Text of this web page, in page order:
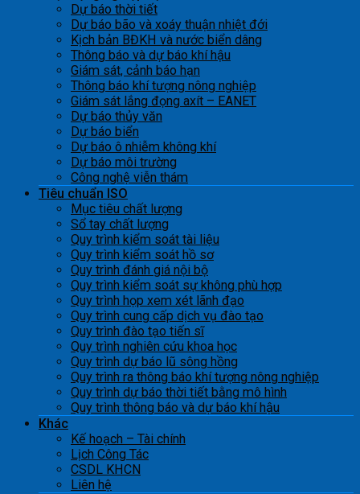
Dự báo thời tiết
Dự báo bão và xoáy thuận nhiệt đới
Kịch bản BĐKH và nước biển dâng
Thông báo và dự báo khí hậu
Giám sát, cảnh báo hạn
Thông báo khí tượng nông nghiệp
Giám sát lắng đọng axít – EANET
Dự báo thủy văn
Dự báo biển
Dự báo ô nhiễm không khí
Dự báo môi trường
Công nghệ viễn thám
Tiêu chuẩn ISO
Mục tiêu chất lượng
Sổ tay chất lượng
Quy trình kiểm soát tài liệu
Quy trình kiểm soát hồ sơ
Quy trình đánh giá nội bộ
Quy trình kiểm soát sự không phù hợp
Quy trình họp xem xét lãnh đạo
Quy trình cung cấp dịch vụ đào tạo
Quy trình đào tạo tiến sĩ
Quy trình nghiên cứu khoa học
Quy trình dự báo lũ sông hồng
Quy trình ra thông báo khí tượng nông nghiệp
Quy trình dự báo thời tiết bằng mô hình
Quy trình thông báo và dự báo khí hậu
Khác
Kế hoạch – Tài chính
Lịch Công Tác
CSDL KHCN
Liên hệ